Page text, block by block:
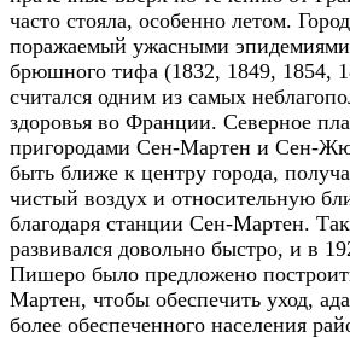
часто стояла, особенно летом.
поражаемый ужасными
брюшного тифа (1832, 1849, 1854,
считался одним из самых
здоровья во Франции. Северное
пригородами Сен-Мартен и Сен-
быть ближе к центру города,
чистый воздух и относительную
благодаря станции Сен-Мартен.
развивался довольно быстро, и в
Пишеро было предложено
Мартен, чтобы обеспечить уход,
более обеспеченного населения